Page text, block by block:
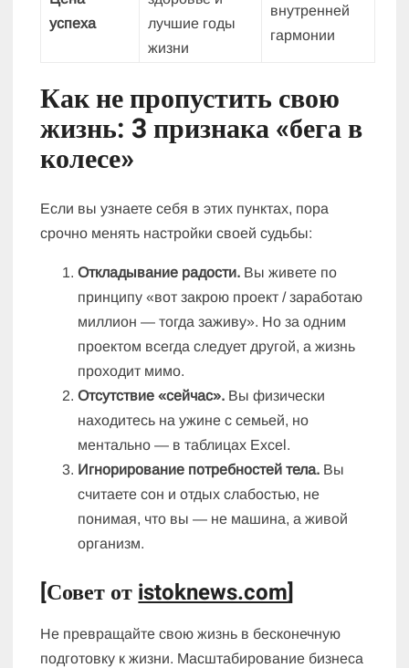
успеха
лучшие годы
жизни
внутренней
гармонии
Как не пропустить свою
жизнь: 3 признака «бега в
колесе»
Если вы узнаете себя в этих пунктах, пора
срочно менять настройки своей судьбы:
Откладывание радости. Вы живете по
принципу «вот закрою проект / заработаю
миллион — тогда заживу». Но за одним
проектом всегда следует другой, а жизнь
проходит мимо.
Отсутствие «сейчас». Вы физически
находитесь на ужине с семьей, но
ментально — в таблицах Excel.
Игнорирование потребностей тела. Вы
считаете сон и отдых слабостью, не
понимая, что вы — не машина, а живой
организм.
[Совет от istoknews.com]
Не превращайте свою жизнь в бесконечную
подготовку к жизни. Масштабирование бизнеса